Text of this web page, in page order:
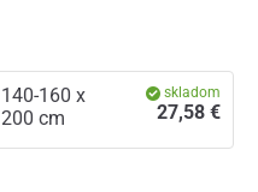
140-160 x
200 cm
skladom
27,58 €